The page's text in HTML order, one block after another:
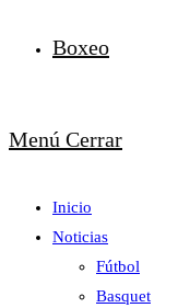
Boxeo
Menú Cerrar
Inicio
Noticias
Fútbol
Basquet